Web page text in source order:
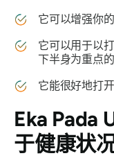
它可以增强你
它可以用于以
下半身为重点
它能很好地打
Eka Pada
于健康状